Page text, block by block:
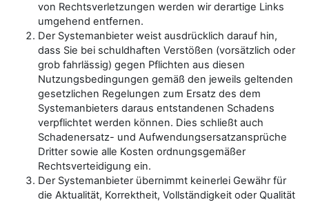
von Rechtsverletzungen werden wir derartige Links
umgehend entfernen.
Der Systemanbieter weist ausdrücklich darauf hin,
dass Sie bei schuldhaften Verstößen (vorsätzlich oder
grob fahrlässig) gegen Pflichten aus diesen
Nutzungsbedingungen gemäß den jeweils geltenden
gesetzlichen Regelungen zum Ersatz des dem
Systemanbieters daraus entstandenen Schadens
verpflichtet werden können. Dies schließt auch
Schadenersatz- und Aufwendungsersatzansprüche
Dritter sowie alle Kosten ordnungsgemäßer
Rechtsverteidigung ein.
Der Systemanbieter übernimmt keinerlei Gewähr für
die Aktualität, Korrektheit, Vollständigkeit oder Qualität